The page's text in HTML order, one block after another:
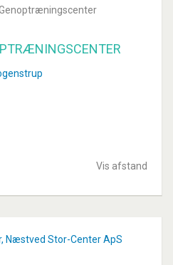
Vis afstand